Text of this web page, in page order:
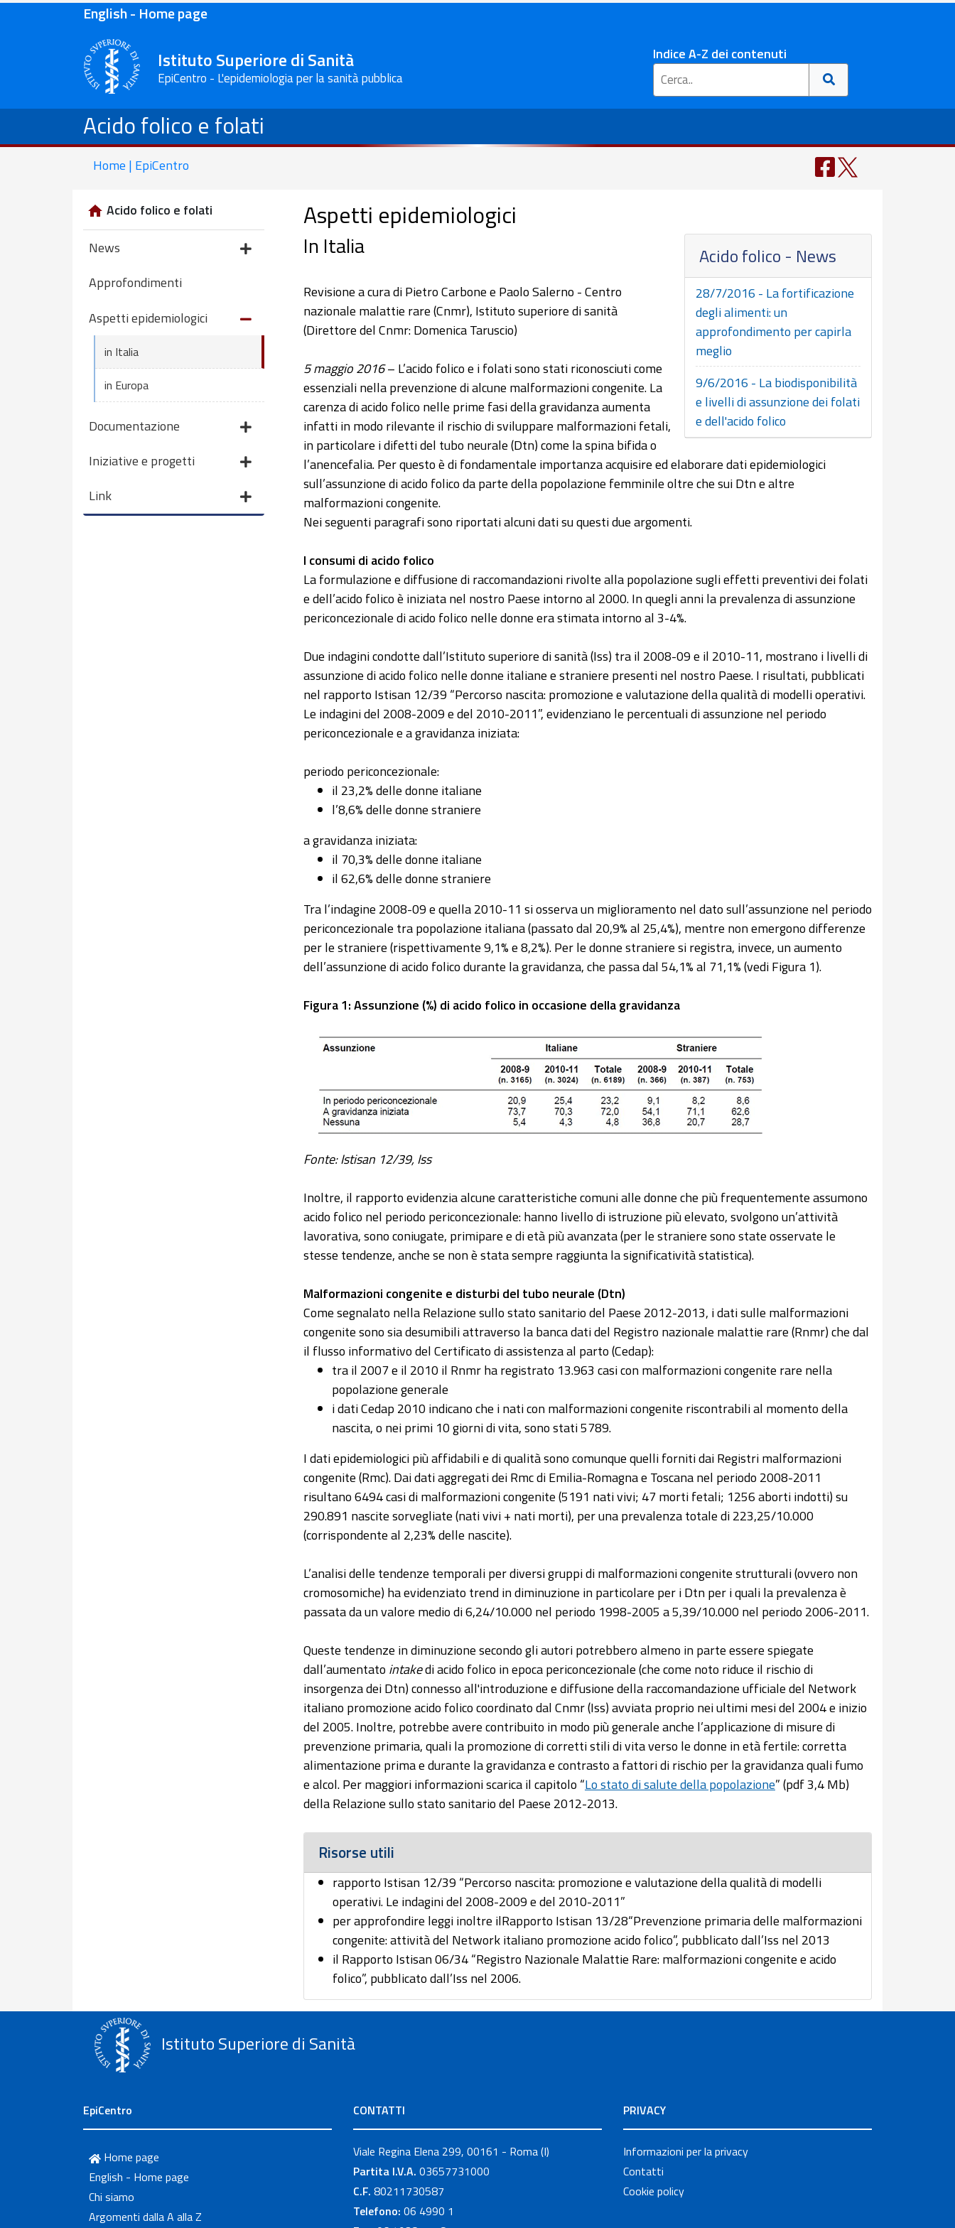
English - Home page
Istituto Superiore di Sanità
EpiCentro - L'epidemiologia per la sanità pubblica
Indice A-Z dei contenuti
Acido folico e folati
Home | EpiCentro
Acido folico e folati
News
Approfondimenti
Aspetti epidemiologici
in Italia
in Europa
Documentazione
Iniziative e progetti
Link
Aspetti epidemiologici
Acido folico - News
28/7/2016 - La fortificazione
degli alimenti: un
approfondimento per capirla
meglio
9/6/2016 - La biodisponibilità
e livelli di assunzione dei folati
e dell'acido folico
In Italia
Revisione a cura di Pietro Carbone e Paolo Salerno - Centro
nazionale malattie rare (Cnmr), Istituto superiore di sanità
(Direttore del Cnmr: Domenica Taruscio)
5 maggio 2016– L’acido folico e i folati sono stati riconosciuti come
essenziali nella prevenzione di alcune malformazioni congenite. La
carenza di acido folico nelle prime fasi della gravidanza aumenta
infatti in modo rilevante il rischio di sviluppare malformazioni fetali,
in particolare i difetti del tubo neurale (Dtn) come la spina bifida o
l’anencefalia. Per questo è di fondamentale importanza acquisire ed elaborare dati epidemiologici
sull’assunzione di acido folico da parte della popolazione femminile oltre che sui Dtn e altre
malformazioni congenite.
Nei seguenti paragrafi sono riportati alcuni dati su questi due argomenti.
I consumi di acido folico
La formulazione e diffusione di raccomandazioni rivolte alla popolazione sugli effetti preventivi dei folati
e dell’acido folico è iniziata nel nostro Paese intorno al 2000. In quegli anni la prevalenza di assunzione
periconcezionale di acido folico nelle donne era stimata intorno al 3-4%.
Due indagini condotte dall’Istituto superiore di sanità (Iss) tra il 2008-09 e il 2010-11, mostrano i livelli di
assunzione di acido folico nelle donne italiane e straniere presenti nel nostro Paese. I risultati, pubblicati
nel rapporto Istisan 12/39 “Percorso nascita: promozione e valutazione della qualità di modelli operativi.
Le indagini del 2008-2009 e del 2010-2011”, evidenziano le percentuali di assunzione nel periodo
periconcezionale e a gravidanza iniziata:
periodo periconcezionale:
il 23,2% delle donne italiane
l’8,6% delle donne straniere
a gravidanza iniziata:
il 70,3% delle donne italiane
il 62,6% delle donne straniere
Tra l’indagine 2008-09 e quella 2010-11 si osserva un miglioramento nel dato sull’assunzione nel periodo
periconcezionale tra popolazione italiana (passato dal 20,9% al 25,4%), mentre non emergono differenze
per le straniere (rispettivamente 9,1% e 8,2%). Per le donne straniere si registra, invece, un aumento
dell’assunzione di acido folico durante la gravidanza, che passa dal 54,1% al 71,1% (vedi Figura 1).
Figura 1: Assunzione (%) di acido folico in occasione della gravidanza
Fonte: Istisan 12/39, Iss
Inoltre, il rapporto evidenzia alcune caratteristiche comuni alle donne che più frequentemente assumono
acido folico nel periodo periconcezionale: hanno livello di istruzione più elevato, svolgono un’attività
lavorativa, sono coniugate, primipare e di età più avanzata (per le straniere sono state osservate le
stesse tendenze, anche se non è stata sempre raggiunta la significatività statistica).
Malformazioni congenite e disturbi del tubo neurale (Dtn)
Come segnalato nella Relazione sullo stato sanitario del Paese 2012-2013, i dati sulle malformazioni
congenite sono sia desumibili attraverso la banca dati del Registro nazionale malattie rare (Rnmr) che dal
il flusso informativo del Certificato di assistenza al parto (Cedap):
tra il 2007 e il 2010 il Rnmr ha registrato 13.963 casi con malformazioni congenite rare nella
popolazione generale
i dati Cedap 2010 indicano che i nati con malformazioni congenite riscontrabili al momento della
nascita, o nei primi 10 giorni di vita, sono stati 5789.
I dati epidemiologici più affidabili e di qualità sono comunque quelli forniti dai Registri malformazioni
congenite (Rmc). Dai dati aggregati dei Rmc di Emilia-Romagna e Toscana nel periodo 2008-2011
risultano 6494 casi di malformazioni congenite (5191 nati vivi; 47 morti fetali; 1256 aborti indotti) su
290.891 nascite sorvegliate (nati vivi + nati morti), per una prevalenza totale di 223,25/10.000
(corrispondente al 2,23% delle nascite).
L’analisi delle tendenze temporali per diversi gruppi di malformazioni congenite strutturali (ovvero non
cromosomiche) ha evidenziato trend in diminuzione in particolare per i Dtn per i quali la prevalenza è
passata da un valore medio di 6,24/10.000 nel periodo 1998-2005 a 5,39/10.000 nel periodo 2006-2011.
Queste tendenze in diminuzione secondo gli autori potrebbero almeno in parte essere spiegate
dall’aumentato intakedi acido folico in epoca periconcezionale (che come noto riduce il rischio di
insorgenza dei Dtn) connesso all'introduzione e diffusione della raccomandazione ufficiale del Network
italiano promozione acido folico coordinato dal Cnmr (Iss) avviata proprio nei ultimi mesi del 2004 e inizio
del 2005. Inoltre, potrebbe avere contribuito in modo più generale anche l’applicazione di misure di
prevenzione primaria, quali la promozione di corretti stili di vita verso le donne in età fertile: corretta
alimentazione prima e durante la gravidanza e contrasto a fattori di rischio per la gravidanza quali fumo
e alcol. Per maggiori informazioni scarica il capitolo “Lo stato di salute della popolazione” (pdf 3,4 Mb)
della Relazione sullo stato sanitario del Paese 2012-2013.
Risorse utili
rapporto Istisan 12/39 “Percorso nascita: promozione e valutazione della qualità di modelli
operativi. Le indagini del 2008-2009 e del 2010-2011”
per approfondire leggi inoltre ilRapporto Istisan 13/28“Prevenzione primaria delle malformazioni
congenite: attività del Network italiano promozione acido folico”, pubblicato dall’Iss nel 2013
il Rapporto Istisan 06/34 “Registro Nazionale Malattie Rare: malformazioni congenite e acido
folico”, pubblicato dall’Iss nel 2006.
Istituto Superiore di Sanità
EpiCentro
Home page
English - Home page
Chi siamo
Argomenti dalla A alla Z
CONTATTI
Viale Regina Elena 299, 00161 - Roma (I)
Partita I.V.A. 03657731000
C.F. 80211730587
Telefono: 06 4990 1
PRIVACY
Informazioni per la privacy
Contatti
Cookie policy